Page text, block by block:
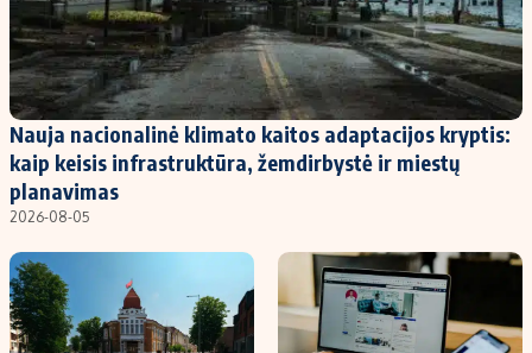
Nauja nacionalinė klimato kaitos adaptacijos kryptis:
kaip keisis infrastruktūra, žemdirbystė ir miestų
planavimas
2026-08-05